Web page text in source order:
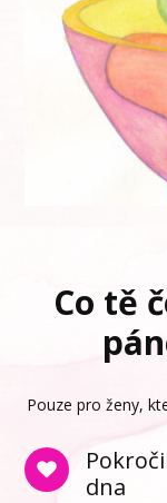
Co tě
Pouze pro ženy,
dna